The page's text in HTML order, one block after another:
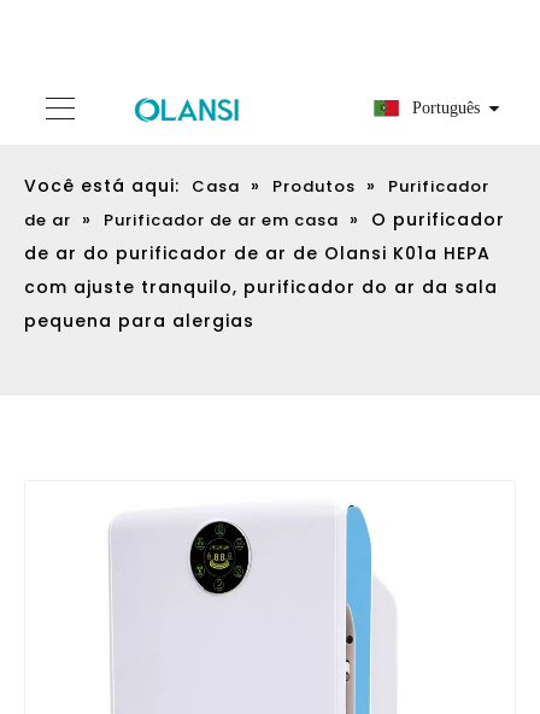
Português
Você está aqui: Casa » Produtos »
Purificador
de ar » Purificador de ar em casa »
O purificador
de ar do purificador de ar de Olansi K01a HEPA
com ajuste tranquilo, purificador do ar da sala
pequena para alergias